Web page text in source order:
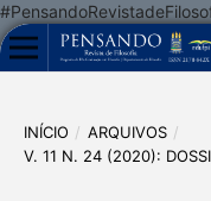
INÍCIO / ARQUIVOS /
V. 11 N. 24 (2020):